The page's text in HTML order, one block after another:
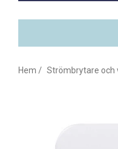
Hem / Strömbrytare och